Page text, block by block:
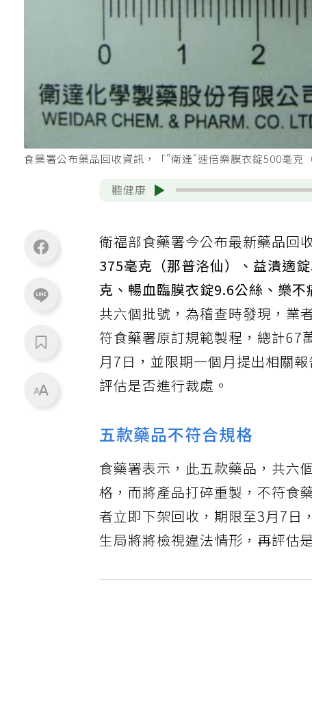
食藥署公布藥品回收資訊，「"衛達"速倍樂膜衣錠500毫克
聽健康
衛福部食藥署今公布最新藥品回
375毫克（那普洛仙）、益潰適
克、暢血臨膜衣錠9.6公絲、樂
共六個批號，為稽查時發現，業
符食藥署原訂規範製程，總計67
月7日，並限期一個月提出相關
評估是否進行裁處。
五款藥品不符合規格
食藥署表示，此五款藥品，共六
格，而將產品打碎重製，不符食
者立即下架回收，期限至3月7日
生局將將檢視違法情形，再評估